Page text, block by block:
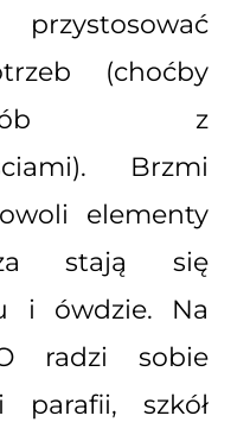
(choćby
z
Brzmi
elementy
stają się
i ówdzie. Na
radzi sobie
parafii, szkół